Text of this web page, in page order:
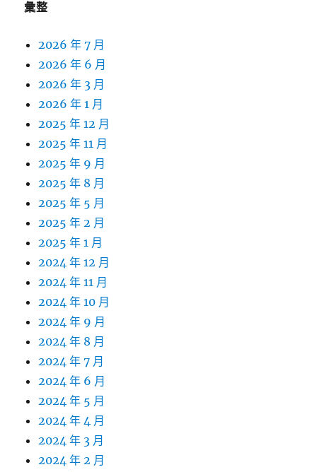
彙整
2026 年 7 月
2026 年 6 月
2026 年 3 月
2026 年 1 月
2025 年 12 月
2025 年 11 月
2025 年 9 月
2025 年 8 月
2025 年 5 月
2025 年 2 月
2025 年 1 月
2024 年 12 月
2024 年 11 月
2024 年 10 月
2024 年 9 月
2024 年 8 月
2024 年 7 月
2024 年 6 月
2024 年 5 月
2024 年 4 月
2024 年 3 月
2024 年 2 月